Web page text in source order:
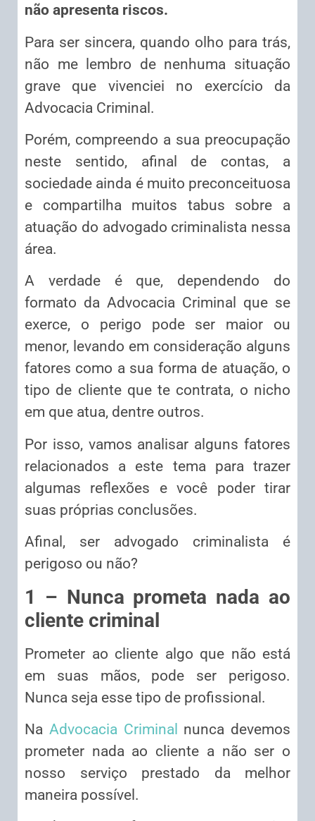
não apresenta riscos.
Para ser sincera, quando olho para trás,
não me lembro de nenhuma situação
grave que vivenciei no exercício da
Advocacia Criminal.
Porém, compreendo a sua preocupação
neste sentido, afinal de contas, a
sociedade ainda é muito preconceituosa
e compartilha muitos tabus sobre a
atuação do advogado criminalista nessa
área.
A verdade é que, dependendo do
formato da Advocacia Criminal que se
exerce, o perigo pode ser maior ou
menor, levando em consideração alguns
fatores como a sua forma de atuação, o
tipo de cliente que te contrata, o nicho
em que atua, dentre outros.
Por isso, vamos analisar alguns fatores
relacionados a este tema para trazer
algumas reflexões e você poder tirar
suas próprias conclusões.
Afinal, ser advogado criminalista é
perigoso ou não?
1 – Nunca prometa nada ao
cliente criminal
Prometer ao cliente algo que não está
em suas mãos, pode ser perigoso.
Nunca seja esse tipo de profissional.
Na Advocacia Criminal nunca devemos
prometer nada ao cliente a não ser o
nosso serviço prestado da melhor
maneira possível.